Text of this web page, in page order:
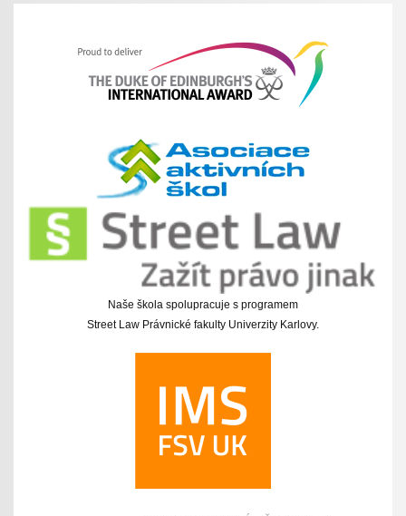
Naše škola spolupracuje s programem
Street Law Právnické fakulty Univerzity Karlovy.